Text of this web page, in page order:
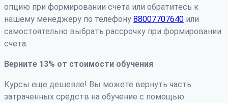
опцию при формировании счета или обратитесь к
нашему менеджеру по телефону 88007707640 или
самостоятельно выбрать рассрочку при формировании
счета.
Верните 13% от стоимости обучения
Курсы еще дешевле! Вы можете вернуть часть
затраченных средств на обучение с помощью